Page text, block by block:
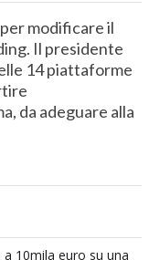
modificare il
Il presidente
14 piattaforme
da adeguare alla